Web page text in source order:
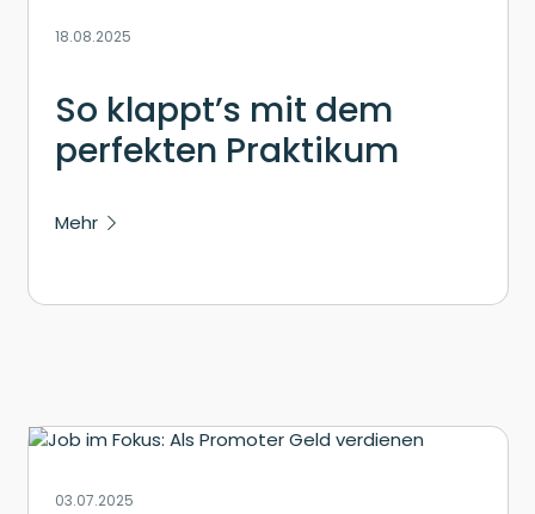
18.08.2025
So klappt’s mit dem
perfekten Praktikum
Mehr
03.07.2025